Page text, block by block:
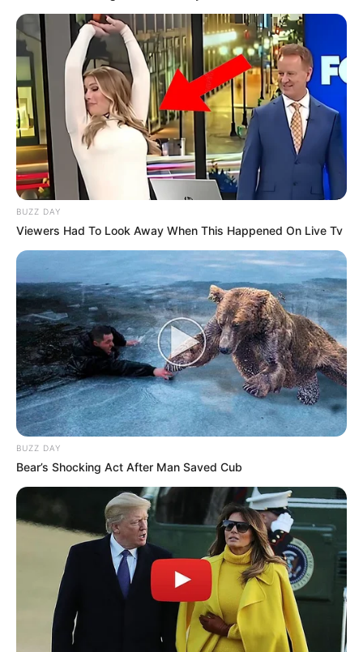
BUZZ DAY
Viewers Had To Look Away When This Happened On Live Tv
BUZZ DAY
Bear’s Shocking Act After Man Saved Cub